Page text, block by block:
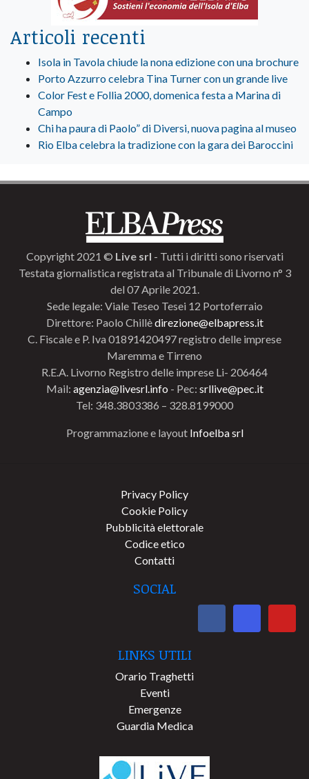
Articoli recenti
Isola in Tavola chiude la nona edizione con una brochure
Porto Azzurro celebra Tina Turner con un grande live
Color Fest e Follia 2000, domenica festa a Marina di
Campo
Chi ha paura di Paolo” di Diversi, nuova pagina al museo
Rio Elba celebra la tradizione con la gara dei Baroccini
Copyright 2021 © Live srl - Tutti i diritti sono riservati
Testata giornalistica registrata al Tribunale di Livorno n° 3
del 07 Aprile 2021.
Sede legale: Viale Teseo Tesei 12 Portoferraio
Direttore: Paolo Chillèdirezione@elbapress.it
C. Fiscale e P. Iva 01891420497 registro delle imprese
Maremma e Tirreno
R.E.A. Livorno Registro delle imprese Li- 206464
Mail: agenzia@livesrl.info - Pec: srllive@pec.it
Tel: 348.3803386 – 328.8199000
Programmazione e layout Infoelba srl
Privacy Policy
Cookie Policy
Pubblicità elettorale
Codice etico
Contatti
SOCIAL
LINKS UTILI
Orario Traghetti
Eventi
Emergenze
Guardia Medica